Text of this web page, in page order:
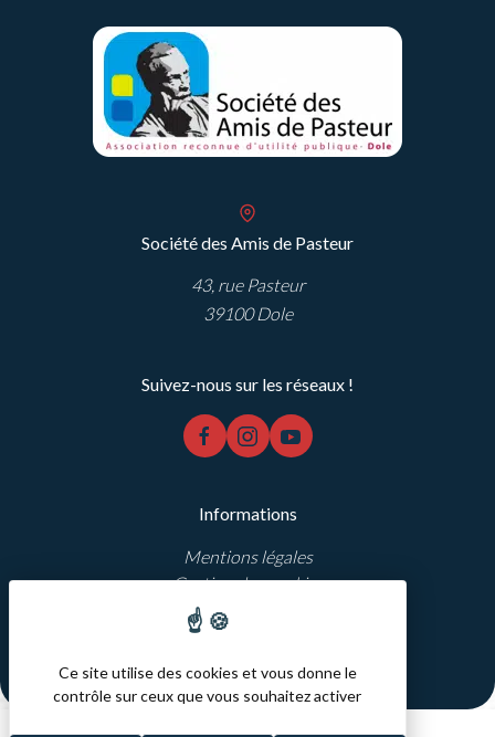
Société des Amis de Pasteur
43, rue Pasteur
39100 Dole
Suivez-nous sur les réseaux !
facebook
instagramyoutube
Informations
Mentions légales
Gestion des cookies
Réalisation Koredge
Ce site utilise des cookies et vous donne le
contrôle sur ceux que vous souhaitez activer